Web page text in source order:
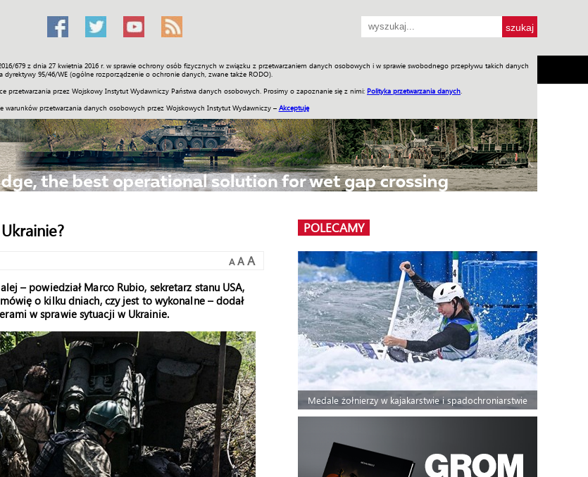
679 z dnia 27 kwietnia 2016 r. w sprawie ochrony osób fizycznych w związku z przetwarzaniem danych osobowych i w sprawie swobodnego przepływu takich danych
dyrektywy 95/46/WE (ogólne rozporządzenie o ochronie danych, zwane także RODO).
przetwarzania przez Wojskowy Instytut Wydawniczy Państwa danych osobowych. Prosimy o zapoznanie się z nimi: Polityka przetwarzania danych
warunków przetwarzania danych osobowych przez Wojskowych Instytut Wydawniczy – Akceptuję
Sport Historia Galerie Wideo ENGLISH SKLEP Jednodniówki Praca w WIW
A A A
– powiedział Marco Rubio, sekretarz stanu USA,
o kilku dniach, czy jest to wykonalne – dodał
w sprawie sytuacji w Ukrainie.
POLECAMY
Medale żołnierzy w kajakarstwie i spadochroniarstwie